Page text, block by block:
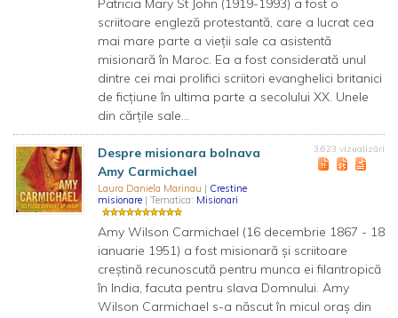
Patricia Mary St John (1919-1993) a fost o
scriitoare engleză protestantă, care a lucrat cea
mai mare parte a vieții sale ca asistentă
misionară în Maroc. Ea a fost considerată unul
dintre cei mai prolifici scriitori evanghelici britanici
de ficțiune în ultima parte a secolului XX. Unele
din cărțile sale...
Despre misionara bolnava
Amy Carmichael
Laura Daniela Marinau | Crestine
misionare | Tematica: Misionari
3.623 vizualizări
Amy Wilson Carmichael (16 decembrie 1867 - 18
ianuarie 1951) a fost misionară și scriitoare
creștină recunoscută pentru munca ei filantropică
în India, facuta pentru slava Domnului. Amy
Wilson Carmichael s-a născut în micul oraș din